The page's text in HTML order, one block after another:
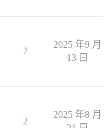
7
2025 年9 月
13 日
2
2025 年8 月